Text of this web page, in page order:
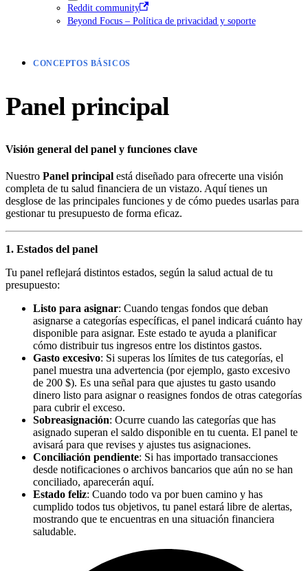
Reddit community
Beyond Focus – Política de privacidad y soporte
CONCEPTOS BÁSICOS
Panel principal
Visión general del panel y funciones clave
Nuestro Panel principal está diseñado para ofrecerte una visión
completa de tu salud financiera de un vistazo. Aquí tienes un
desglose de las principales funciones y de cómo puedes usarlas para
gestionar tu presupuesto de forma eficaz.
1. Estados del panel
Tu panel reflejará distintos estados, según la salud actual de tu
presupuesto:
Listo para asignar: Cuando tengas fondos que deban
asignarse a categorías específicas, el panel indicará cuánto hay
disponible para asignar. Este estado te ayuda a planificar
cómo distribuir tus ingresos entre los distintos gastos.
Gasto excesivo: Si superas los límites de tus categorías, el
panel muestra una advertencia (por ejemplo, gasto excesivo
de 200 $). Es una señal para que ajustes tu gasto usando
dinero listo para asignar o reasignes fondos de otras categorías
para cubrir el exceso.
Sobreasignación: Ocurre cuando las categorías que has
asignado superan el saldo disponible en tu cuenta. El panel te
avisará para que revises y ajustes tus asignaciones.
Conciliación pendiente: Si has importado transacciones
desde notificaciones o archivos bancarios que aún no se han
conciliado, aparecerán aquí.
Estado feliz: Cuando todo va por buen camino y has
cumplido todos tus objetivos, tu panel estará libre de alertas,
mostrando que te encuentras en una situación financiera
saludable.